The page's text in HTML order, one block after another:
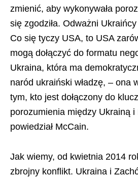
zmienić, aby wykonywała
się zgodziła. Odważni
Co się tyczy USA, to USA
mogą dołączyć do formatu
Ukraina, która ma
naród ukraiński władzę, – ona
tym, kto jest dołączony do
porozumienia między Ukrainą i
powiedział McCain.
Jak wiemy, od kwietnia 2014
zbrojny konflikt. Ukraina i